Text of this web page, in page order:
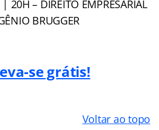
20H – DIREITO EMPRESARIAL
BRUGGER
se grátis!
Voltar ao topo